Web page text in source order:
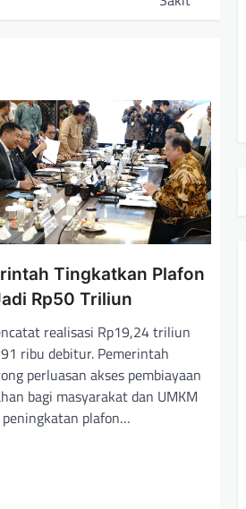
Tingkatkan Plafon
Rp50 Triliun
realisasi Rp19,24 triliun
ribu debitur. Pemerintah
perluasan akses pembiayaan
bagi masyarakat dan UMKM
plafon…